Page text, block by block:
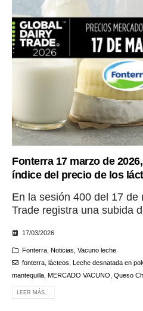
Fonterra 17 marzo de
índice del precio de los
En la sesión 400 del 17
Trade registra una subida
17/03/2026
Fonterra, Noticias Vacuno leche
fonterra, lácteos Leche desnatada en
mantequilla MERCADO VACUNO Queso
LEER MÁS...